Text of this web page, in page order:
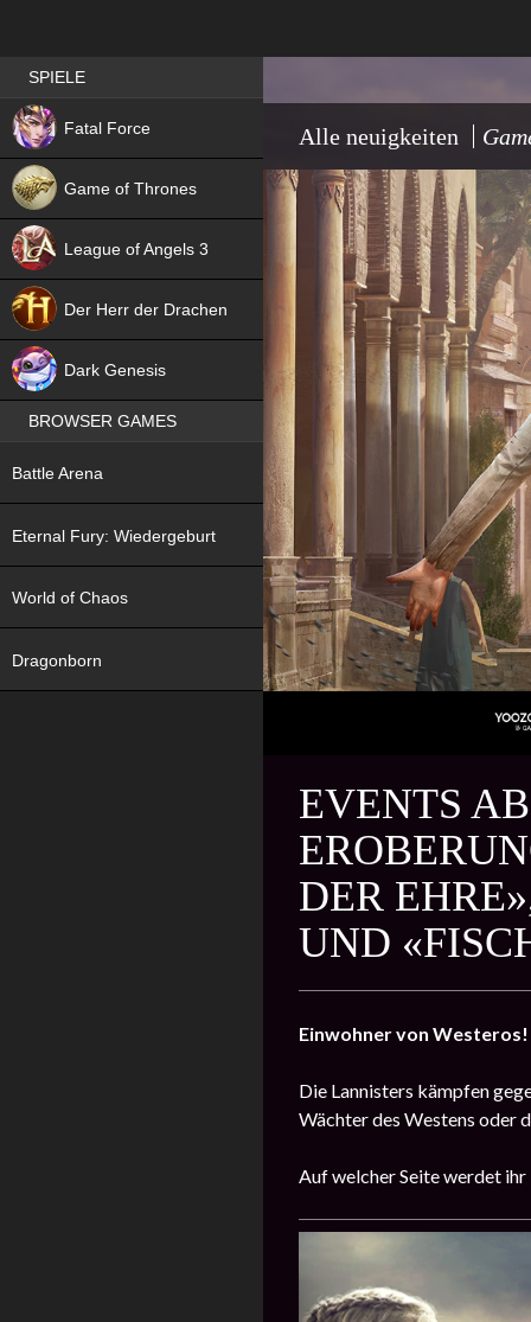
Alle neuigkeiten
EVENTS
DER
UND
Einwohner von Westeros!
Die Lannisters kämpfen
Wächter des Westens oder
Auf welcher Seite werdet ihr
Best RPG games in Germany
SPIELE
Fatal Force
NEW
Game of Thrones
League of Angels 3
Der Herr der Drachen
Dark Genesis
BROWSER GAMES
Battle Arena
Eternal Fury: Wiedergeburt
World of Chaos
Dragonborn